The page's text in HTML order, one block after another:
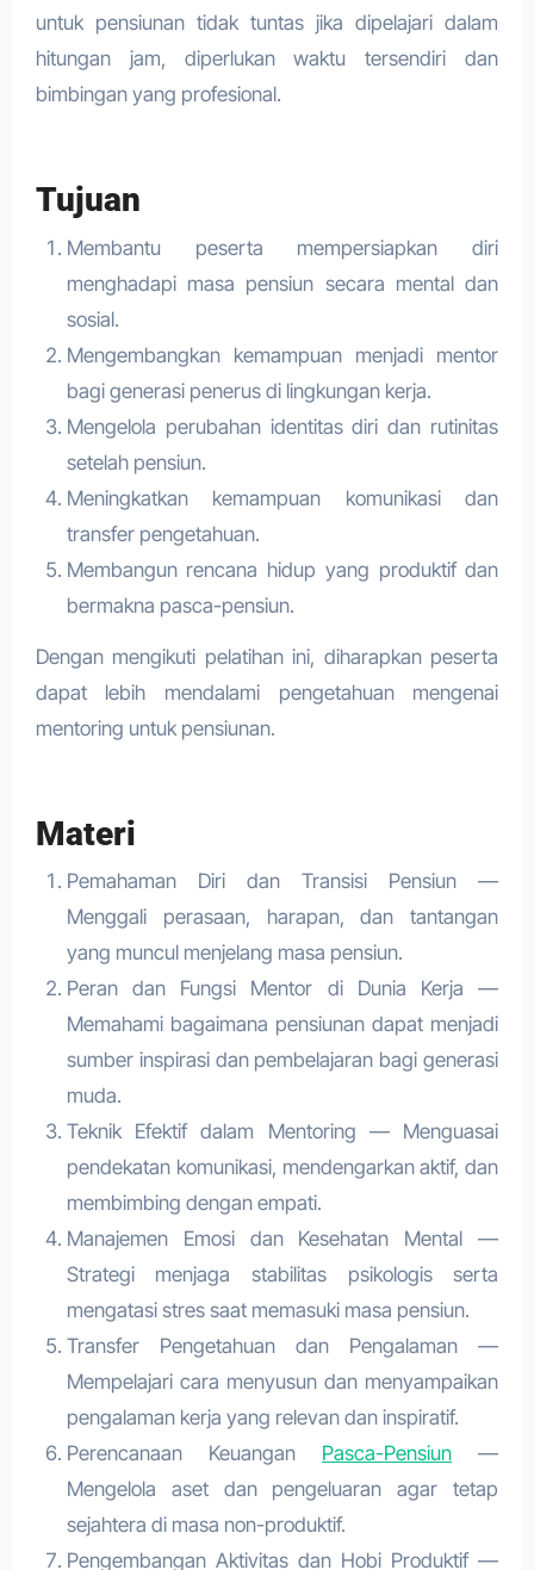
untuk pensiunan tidak tuntas jika dipelajari dalam
hitungan jam, diperlukan waktu tersendiri dan
bimbingan yang profesional.
Tujuan
Membantu peserta mempersiapkan diri
menghadapi masa pensiun secara mental dan
sosial.
Mengembangkan kemampuan menjadi mentor
bagi generasi penerus di lingkungan kerja.
Mengelola perubahan identitas diri dan rutinitas
setelah pensiun.
Meningkatkan kemampuan komunikasi dan
transfer pengetahuan.
Membangun rencana hidup yang produktif dan
bermakna pasca-pensiun.
Dengan mengikuti pelatihan ini, diharapkan peserta
dapat lebih mendalami pengetahuan mengenai
mentoring untuk pensiunan.
Materi
Pemahaman Diri dan Transisi Pensiun —
Menggali perasaan, harapan, dan tantangan
yang muncul menjelang masa pensiun.
Peran dan Fungsi Mentor di Dunia Kerja —
Memahami bagaimana pensiunan dapat menjadi
sumber inspirasi dan pembelajaran bagi generasi
muda.
Teknik Efektif dalam Mentoring — Menguasai
pendekatan komunikasi, mendengarkan aktif, dan
membimbing dengan empati.
Manajemen Emosi dan Kesehatan Mental —
Strategi menjaga stabilitas psikologis serta
mengatasi stres saat memasuki masa pensiun.
Transfer Pengetahuan dan Pengalaman —
Mempelajari cara menyusun dan menyampaikan
pengalaman kerja yang relevan dan inspiratif.
Perencanaan Keuangan Pasca-Pensiun —
Mengelola aset dan pengeluaran agar tetap
sejahtera di masa non-produktif.
Pengembangan Aktivitas dan Hobi Produktif —